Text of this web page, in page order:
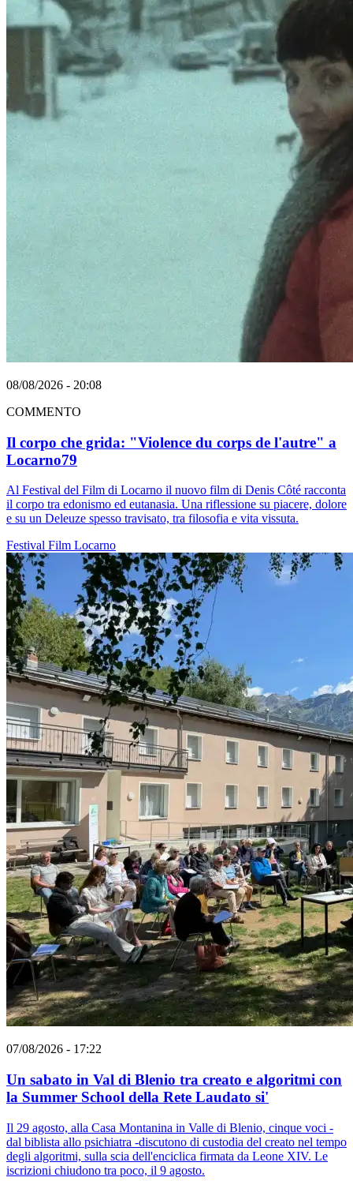
08/08/2026 - 20:08
COMMENTO
Il corpo che grida: "Violence du corps de l'autre" a
Locarno79
Al Festival del Film di Locarno il nuovo film di Denis Côté racconta
il corpo tra edonismo ed eutanasia. Una riflessione su piacere, dolore
e su un Deleuze spesso travisato, tra filosofia e vita vissuta.
Festival Film Locarno
07/08/2026 - 17:22
Un sabato in Val di Blenio tra creato e algoritmi con
la Summer School della Rete Laudato si'
Il 29 agosto, alla Casa Montanina in Valle di Blenio, cinque voci -
dal biblista allo psichiatra -discutono di custodia del creato nel tempo
degli algoritmi, sulla scia dell'enciclica firmata da Leone XIV. Le
iscrizioni chiudono tra poco, il 9 agosto.